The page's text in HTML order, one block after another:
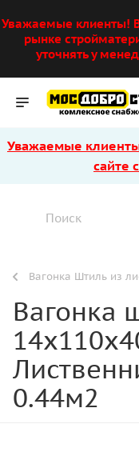
Уважаемые клиенты! В
рынке
уточнять у
Уважаемые
сайте
Вагонка Штиль из
Вагонка
0.44м2